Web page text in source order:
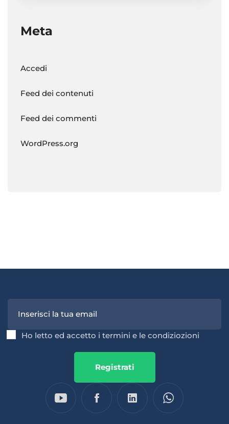
Meta
Accedi
Feed dei contenuti
Feed dei commenti
WordPress.org
Ho letto ed accetto i termini e le condiziozioni
Registrati